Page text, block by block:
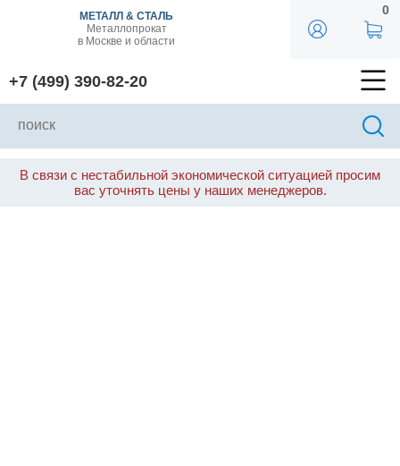
МЕТАЛЛ & СТАЛЬ
Металлопрокат
в Москве и области
+7 (499) 390-82-20
0
В связи с нестабильной экономической ситуацией просим
вас уточнять цены у наших менеджеров.